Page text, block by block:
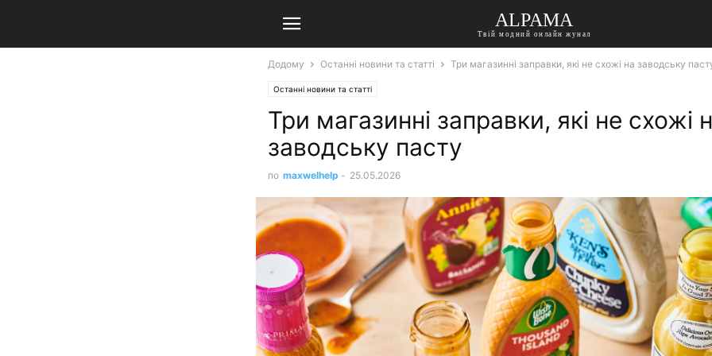
ALPAMA
Твій модний онлайн жунал
Додому Останні новини та статті Три магазинні заправки, які не схожі на заводську
Останні новини та статті
Три магазинні заправки, які не схожі
заводську пасту
по maxwelhelp - 25.05.2026